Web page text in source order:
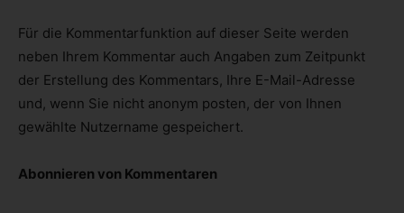
Für die Kommentarfunktion auf dieser Seite werden
neben Ihrem Kommentar auch Angaben zum Zeitpunkt
der Erstellung des Kommentars, Ihre E-Mail-Adresse
und, wenn Sie nicht anonym posten, der von Ihnen
gewählte Nutzername gespeichert.
Abonnieren von Kommentaren